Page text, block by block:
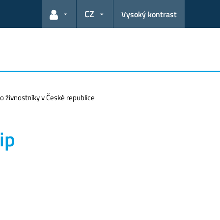
Odkazy pro uživatele
CZ Vysoký kontrast
v České republice